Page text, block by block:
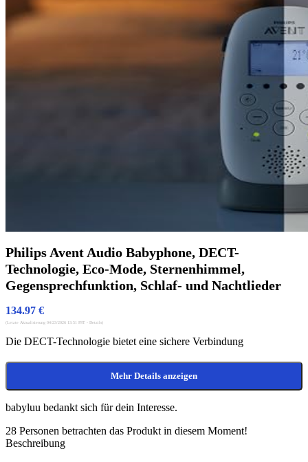
Philips Avent Audio Babyphone, DECT-
Technologie, Eco-Mode, Sternenhimmel,
Gegensprechfunktion, Schlaf- und Nachtlieder
134.97 €
(Letzte Aktualisierung 04/23/2026 13:51 PST - Details)
Die DECT-Technologie bietet eine sichere Verbindung
Mehr Details anzeigen
babyluu bedankt sich für dein Interesse.
28 Personen betrachten das Produkt in diesem Moment!
Beschreibung